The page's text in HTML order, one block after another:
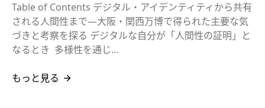
Table of Contents デジタル・アイデンティティから共有
される人間性まで―大阪・関西万博で得られた主要な気
づきと考察を探る デジタルな自分が「人間性の証明」と
なるとき 多様性を通じ…
もっと見る